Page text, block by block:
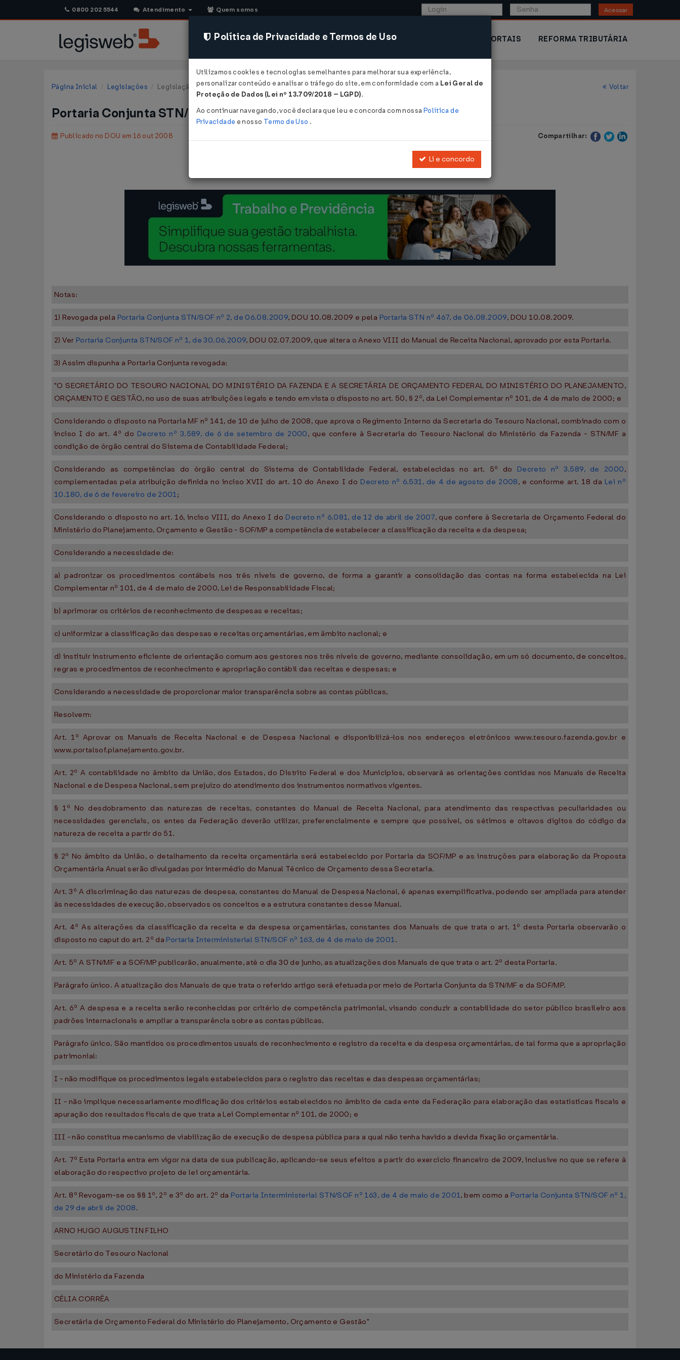
0800 202 5544 Atendimento Quem somos Acessar
CONSULTORIA SISTEMAS COMÉRCIO EXTERIOR PORTAIS REFORMA TRIBUTÁRIA
Página Inicial Legislações Legislação Federal Voltar
Portaria Conjunta STN/SOF nº 3 de 14/10/2008
Publicado no DOU em 16 out 2008 Compartilhar:
Aprova os Manuais de Receita Nacional e de Despesa Nacional e dá outras providências.
Notas:
1) Revogada pela Portaria Conjunta STN/SOF nº 2, de 06.08.2009, DOU 10.08.2009 e pela Portaria STN nº 467, de 06.08.2009, DOU 10.08.2009.
2) Ver Portaria Conjunta STN/SOF nº 1, de 30.06.2009, DOU 02.07.2009, que altera o Anexo VIII do Manual de Receita Nacional, aprovado por esta Portaria.
3) Assim dispunha a Portaria Conjunta revogada:
"O SECRETÁRIO DO TESOURO NACIONAL DO MINISTÉRIO DA FAZENDA E A SECRETÁRIA DE ORÇAMENTO FEDERAL DO MINISTÉRIO DO PLANEJAMENTO,
ORÇAMENTO E GESTÃO, no uso de suas atribuições legais e tendo em vista o disposto no art. 50, § 2º, da Lei Complementar nº 101, de 4 de maio de 2000; e
Considerando o disposto na Portaria MF nº 141, de 10 de julho de 2008, que aprova o Regimento Interno da Secretaria do Tesouro Nacional, combinado com o
inciso I do art. 4º do Decreto nº 3.589, de 6 de setembro de 2000, que confere à Secretaria do Tesouro Nacional do Ministério da Fazenda - STN/MF a
condição de órgão central do Sistema de Contabilidade Federal;
Considerando as competências do órgão central do Sistema de Contabilidade Federal, estabelecidas no art. 5º do Decreto nº 3.589, de 2000,
complementadas pela atribuição definida no inciso XVII do art. 10 do Anexo I do Decreto nº 6.531, de 4 de agosto de 2008, e conforme art. 18 da Lei nº
10.180, de 6 de fevereiro de 2001;
Considerando o disposto no art. 16, inciso VIII, do Anexo I do Decreto nº 6.081, de 12 de abril de 2007, que confere à Secretaria de Orçamento Federal do
Ministério do Planejamento, Orçamento e Gestão - SOF/MP a competência de estabelecer a classificação da receita e da despesa;
Considerando a necessidade de:
a) padronizar os procedimentos contábeis nos três níveis de governo, de forma a garantir a consolidação das contas na forma estabelecida na Lei
Complementar nº 101, de 4 de maio de 2000, Lei de Responsabilidade Fiscal;
b) aprimorar os critérios de reconhecimento de despesas e receitas;
c) uniformizar a classificação das despesas e receitas orçamentárias, em âmbito nacional; e
d) instituir instrumento eficiente de orientação comum aos gestores nos três níveis de governo, mediante consolidação, em um só documento, de conceitos,
regras e procedimentos de reconhecimento e apropriação contábil das receitas e despesas; e
Considerando a necessidade de proporcionar maior transparência sobre as contas públicas,
Resolvem:
Art. 1º Aprovar os Manuais de Receita Nacional e de Despesa Nacional e disponibilizá-los nos endereços eletrônicos www.tesouro.fazenda.gov.br e
www.portalsof.planejamento.gov.br.
Art. 2º A contabilidade no âmbito da União, dos Estados, do Distrito Federal e dos Municípios, observará as orientações contidas nos Manuais de Receita
Nacional e de Despesa Nacional, sem prejuízo do atendimento dos instrumentos normativos vigentes.
§ 1º No desdobramento das naturezas de receitas, constantes do Manual de Receita Nacional, para atendimento das respectivas peculiaridades ou
necessidades gerenciais, os entes da Federação deverão utilizar, preferencialmente e sempre que possível, os sétimos e oitavos dígitos do código da
natureza de receita a partir do 51.
§ 2º No âmbito da União, o detalhamento da receita orçamentária será estabelecido por Portaria da SOF/MP e as instruções para elaboração da Proposta
Orçamentária Anual serão divulgadas por intermédio do Manual Técnico de Orçamento dessa Secretaria.
Art. 3º A discriminação das naturezas de despesa, constantes do Manual de Despesa Nacional, é apenas exemplificativa, podendo ser ampliada para atender
às necessidades de execução, observados os conceitos e a estrutura constantes desse Manual.
Art. 4º As alterações da classificação da receita e da despesa orçamentárias, constantes dos Manuais de que trata o art. 1º desta Portaria observarão o
disposto no caput do art. 2º da Portaria Interministerial STN/SOF nº 163, de 4 de maio de 2001.
Art. 5º A STN/MF e a SOF/MP publicarão, anualmente, até o dia 30 de junho, as atualizações dos Manuais de que trata o art. 2º desta Portaria.
Parágrafo único. A atualização dos Manuais de que trata o referido artigo será efetuada por meio de Portaria Conjunta da STN/MF e da SOF/MP.
Art. 6º A despesa e a receita serão reconhecidas por critério de competência patrimonial, visando conduzir a contabilidade do setor público brasileiro aos
padrões internacionais e ampliar a transparência sobre as contas públicas.
Parágrafo único. São mantidos os procedimentos usuais de reconhecimento e registro da receita e da despesa orçamentárias, de tal forma que a apropriação
patrimonial:
I - não modifique os procedimentos legais estabelecidos para o registro das receitas e das despesas orçamentárias;
II - não implique necessariamente modificação dos critérios estabelecidos no âmbito de cada ente da Federação para elaboração das estatísticas fiscais e
apuração dos resultados fiscais de que trata a Lei Complementar nº 101, de 2000; e
III - não constitua mecanismo de viabilização de execução de despesa pública para a qual não tenha havido a devida fixação orçamentária.
Art. 7º Esta Portaria entra em vigor na data de sua publicação, aplicando-se seus efeitos a partir do exercício financeiro de 2009, inclusive no que se refere à
elaboração do respectivo projeto de lei orçamentária.
Art. 8º Revogam-se os §§ 1º, 2º e 3º do art. 2º da Portaria Interministerial STN/SOF nº 163, de 4 de maio de 2001, bem como a Portaria Conjunta STN/SOF nº 1,
de 29 de abril de 2008.
ARNO HUGO AUGUSTIN FILHO
Secretário do Tesouro Nacional
do Ministério da Fazenda
CÉLIA CORRÊA
Secretária de Orçamento Federal do Ministério do Planejamento, Orçamento e Gestão"
Política de Privacidade e Termos de Uso
Utilizamos cookies e tecnologias semelhantes para melhorar sua experiência,
personalizar conteúdo e analisar o tráfego do site, em conformidade com a Lei Geral de
Proteção de Dados (Lei nº 13.709/2018 – LGPD).
Ao continuar navegando, você declara que leu e concorda com nossa Política de
Privacidade e nosso Termo de Uso .
Li e concordo